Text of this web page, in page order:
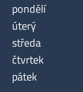
pondělí
úterý
středa
čtvrtek
pátek